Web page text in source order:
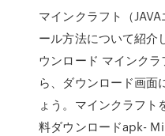
マインクラフト（
ール方法について紹介
ウンロード マインク
ら、ダウンロード画面
ょう。マインクラフ
料ダウンロードapk-